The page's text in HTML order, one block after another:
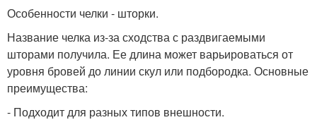
Особенности челки - шторки.
Название челка из-за сходства с раздвигаемыми
шторами получила. Ее длина может варьироваться от
уровня бровей до линии скул или подбородка. Основные
преимущества:
- Подходит для разных типов внешности.